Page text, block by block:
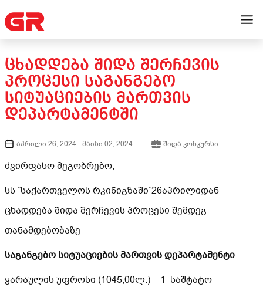
ᲪᲮᲐᲓᲓᲔᲑᲐ ᲨᲘᲓᲐ ᲨᲔᲠᲩᲔᲕᲘᲡ
ᲞᲠᲝᲪᲔᲡᲘ ᲡᲐᲒᲐᲜᲒᲔᲑᲝ
ᲡᲘᲢᲣᲐᲪᲘᲔᲑᲘᲡ ᲛᲐᲠᲗᲕᲘᲡ
ᲓᲔᲞᲐᲠᲢᲐᲛᲔᲜᲢᲨᲘ
აპრილი 26, 2024 -მაისი 02, 2024 შიდა კონკურსი
ძვირფასო მეგობრებო,
სს ”საქართველოს რკინიგზაში”26აპრილიდან
ცხადდება შიდა შერჩევის პროცესი შემდეგ
თანამდებობაზე
საგანგებო სიტუაციების მართვის დეპარტამენტი
ყარაულის უფროსი (1045,00ლ.) – 1 საშტატო